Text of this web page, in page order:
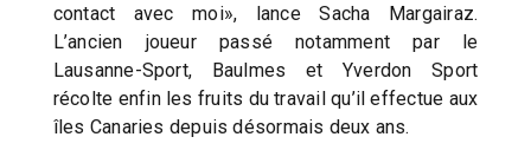
contact avec moi», lance Sacha Margairaz.
L’ancien joueur passé notamment par le
Lausanne-Sport, Baulmes et Yverdon Sport
récolte enfin les fruits du travail qu’il effectue aux
îles Canaries depuis désormais deux ans.